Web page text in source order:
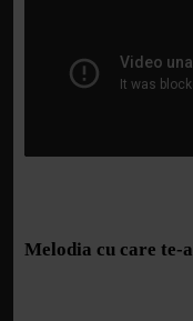
Melodia cu care te-